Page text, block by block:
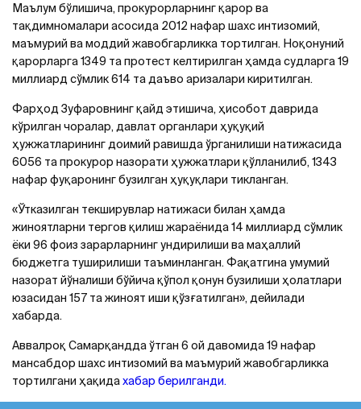
Маълум бўлишича, прокурорларнинг қарор ва
тақдимномалари асосида 2012 нафар шахс интизомий,
маъмурий ва моддий жавобгарликка тортилган. Ноқонуний
қарорларга 1349 та протест келтирилган ҳамда судларга 19
миллиард сўмлик 614 та даъво аризалари киритилган.
Фарҳод Зуфаровнинг қайд этишича, ҳисобот даврида
кўрилган чоралар, давлат органлари ҳуқуқий
ҳужжатларининг доимий равишда ўрганилиши натижасида
6056 та прокурор назорати ҳужжатлари қўлланилиб, 1343
нафар фуқаронинг бузилган ҳуқуқлари тикланган.
«Ўтказилган текширувлар натижаси билан ҳамда
жиноятларни тергов қилиш жараёнида 14 миллиард сўмлик
ёки 96 фоиз зарарларнинг ундирилиши ва маҳаллий
бюджетга туширилиши таъминланган. Фақатгина умумий
назорат йўналиши бўйича қўпол қонун бузилиши ҳолатлари
юзасидан 157 та жиноят иши қўзғатилган», дейилади
хабарда.
Аввалроқ Самарқандда ўтган 6 ой давомида 19 нафар
мансабдор шахс интизомий ва маъмурий жавобгарликка
тортилгани ҳақидахабар берилганди.